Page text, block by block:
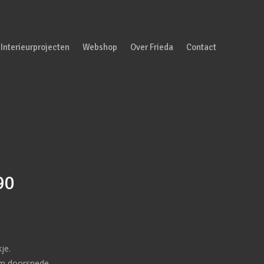
Interieurprojecten Webshop Over Frieda Contact